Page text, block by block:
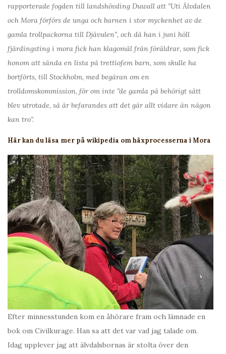
rapporterade fogden till landshövding Duwall att ”Uti Älvdalen
och Mora förförs de unga och barnen i stor myckenhet av de
gamla trollpackorna till Djävulen”, och då han i juni höll
fjärdingsting i mora fick han klagomål från föräldrar, som fick
honom att sända en lista på trettiofem barn, som skulle ha
bortförts, till Stockholm, med begäran om en
trolldomskommission, för om inte ”de gamla på behörigt sätt
blev utrotade, så är befarandes att det går allt vidare än någon
kan tro”.
Här kan du läsa mer på wikipedia om häxprocesserna i Mora
Efter minnesstunden kom en åhörare fram och lämnade en
bok om Civilkurage. Han sa att det var vad jag talade om.
Idag upplever jag att älvdalsbornas är stolta över den